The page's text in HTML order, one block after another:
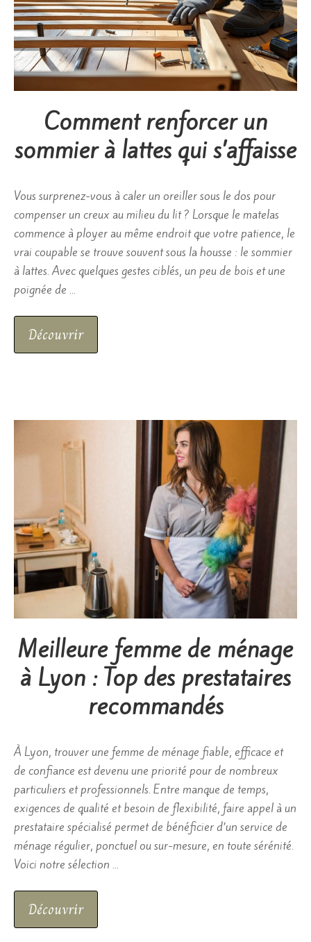
Comment renforcer un
sommier à lattes qui s’affaisse
Vous surprenez-vous à caler un oreiller sous le dos pour
compenser un creux au milieu du lit ? Lorsque le matelas
commence à ployer au même endroit que votre patience, le
vrai coupable se trouve souvent sous la housse : le sommier
à lattes. Avec quelques gestes ciblés, un peu de bois et une
poignée de …
Découvrir
Meilleure femme de ménage
à Lyon : Top des prestataires
recommandés
À Lyon, trouver une femme de ménage fiable, efficace et
de confiance est devenu une priorité pour de nombreux
particuliers et professionnels. Entre manque de temps,
exigences de qualité et besoin de flexibilité, faire appel à un
prestataire spécialisé permet de bénéficier d’un service de
ménage régulier, ponctuel ou sur-mesure, en toute sérénité.
Voici notre sélection …
Découvrir